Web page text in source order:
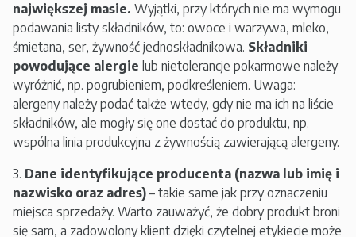
największej masie. Wyjątki, przy których nie ma wymogu
podawania listy składników, to: owoce i warzywa, mleko,
śmietana, ser, żywność jednoskładnikowa. Składniki
powodujące alergie lub nietolerancje pokarmowe należy
wyróżnić, np. pogrubieniem, podkreśleniem. Uwaga:
alergeny należy podać także wtedy, gdy nie ma ich na liście
składników, ale mogły się one dostać do produktu, np.
wspólna linia produkcyjna z żywnością zawierającą alergeny.
3. Dane identyfikujące producenta (nazwa lub imię i
nazwisko oraz adres) – takie same jak przy oznaczeniu
miejsca sprzedaży. Warto zauważyć, że dobry produkt broni
się sam, a zadowolony klient dzięki czytelnej etykiecie może